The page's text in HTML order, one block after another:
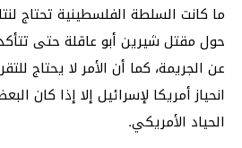
ما كانت السلطة الفلسطينية تحتاج
حول مقتل شيرين أبو عاقلة حتى
عن الجريمة، كما أن الأمر لا يحتاج
انحياز أمريكا لإسرائيل إلا إذا كان
الحياد الأمريكي.